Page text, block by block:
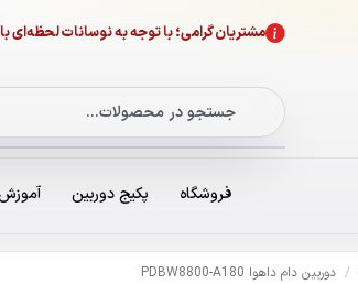
مشتریان گرامی؛ با توجه به نوسانات
فروشگاه پکیج دوربین
/ دوربین دام داهوا PDBW8800-A180